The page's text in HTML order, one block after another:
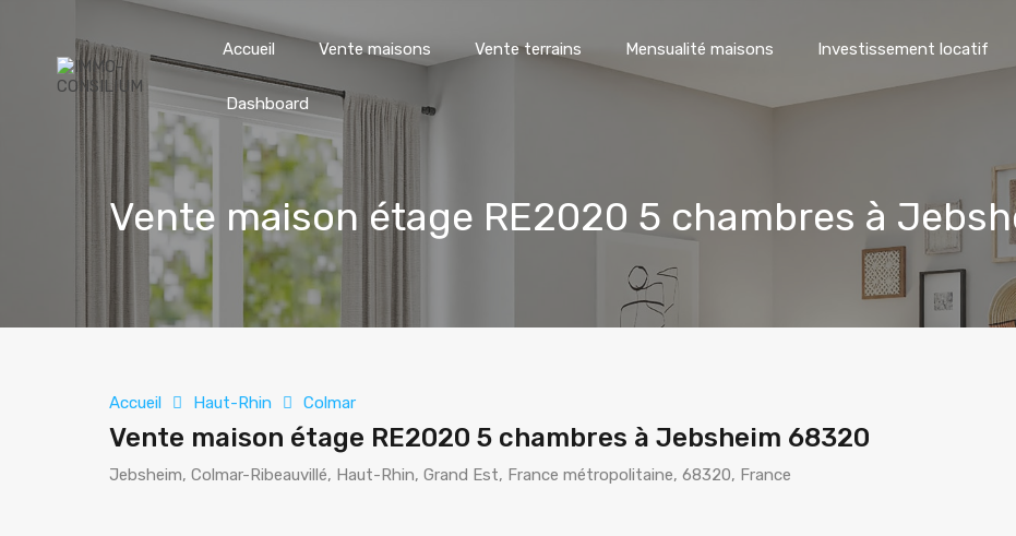
Accueil Vente maisons Vente terrains Mensualité maisons Investissement locatif
Dashboard
Vente maison étage RE2020 5 chambres à
Accueil Haut-Rhin Colmar
Vente maison étage RE2020 5 chambres à Jebsheim 68320
Jebsheim, Colmar-Ribeauvillé, Haut-Rhin, Grand Est, France métropolitaine, 68320, France